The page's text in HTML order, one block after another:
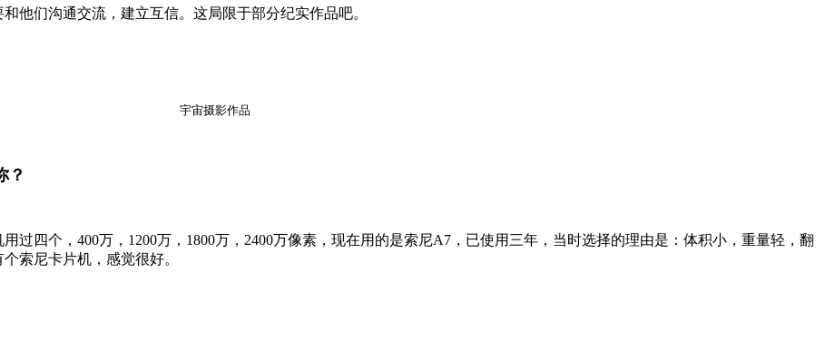
他们沟通交流，建立互信。这局限于部分纪实作品吧。
宇宙摄影作品
？
过四个，400万，1200万，1800万，2400万像素，现在用的是索尼A7，已使用三年，当时选择的理由是：体积小，重量轻，翻
索尼卡片机，感觉很好。